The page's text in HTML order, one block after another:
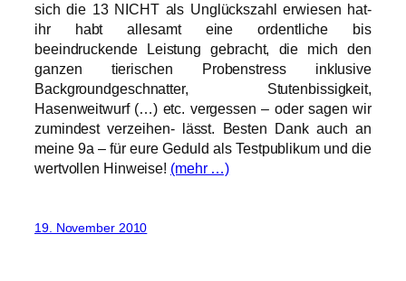
sich die 13 NICHT als Unglückszahl erwiesen hat-
ihr habt allesamt eine ordentliche bis
beeindruckende Leistung gebracht, die mich den
ganzen tierischen Probenstress inklusive
Backgroundgeschnatter, Stutenbissigkeit,
Hasenweitwurf (…) etc. vergessen – oder sagen wir
zumindest verzeihen- lässt. Besten Dank auch an
meine 9a – für eure Geduld als Testpublikum und die
wertvollen Hinweise! (mehr …)
19. November 2010